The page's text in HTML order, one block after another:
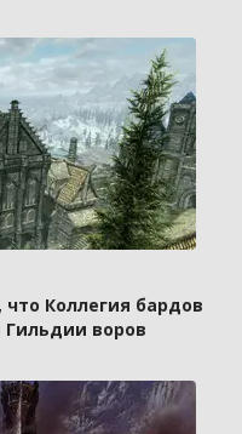
Коллегия бардов
воров